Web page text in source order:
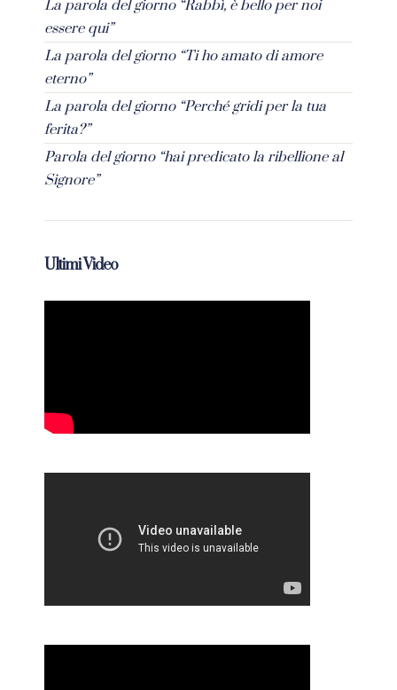
La parola del giorno “Rabbì, è bello per noi
essere qui”
La parola del giorno “Ti ho amato di amore
eterno”
La parola del giorno “Perché gridi per la tua
ferita?”
Parola del giorno “hai predicato la ribellione al
Signore”
Ultimi Video